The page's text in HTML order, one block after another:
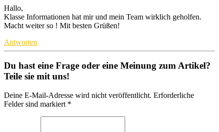
Hallo,
Klasse Informationen hat mir und mein Team wirklich geholfen.
Macht weiter so ! Mit besten Grüßen!
Antworten
Du hast eine Frage oder eine Meinung zum Artikel?
Teile sie mit uns!
Deine E-Mail-Adresse wird nicht veröffentlicht. Erforderliche
Felder sind markiert *